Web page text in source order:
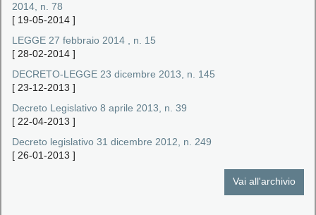
2014, n. 78
[ 19-05-2014 ]
LEGGE 27 febbraio 2014 , n. 15
[ 28-02-2014 ]
DECRETO-LEGGE 23 dicembre 2013, n. 145
[ 23-12-2013 ]
Decreto Legislativo 8 aprile 2013, n. 39
[ 22-04-2013 ]
Decreto legislativo 31 dicembre 2012, n. 249
[ 26-01-2013 ]
Vai all'archivio